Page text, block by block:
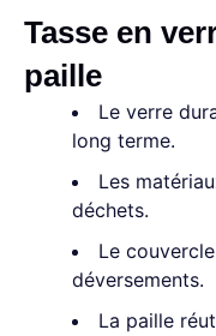
Tasse en
paille
Le verre
long terme.
Les
déchets.
Le
déversements.
La paille